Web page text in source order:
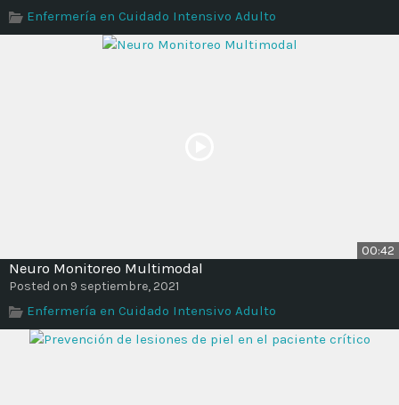
Enfermería en Cuidado Intensivo Adulto
00:42
Neuro Monitoreo Multimodal
Posted on 9 septiembre, 2021
Enfermería en Cuidado Intensivo Adulto